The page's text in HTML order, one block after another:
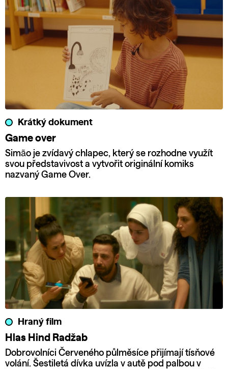
Krátký dokument
Game over
Simão je zvídavý chlapec, který se rozhodne využít
svou představivost a vytvořit originální komiks
nazvaný Game Over.
Hraný film
Hlas Hind Radžab
Dobrovolníci Červeného půlměsíce přijímají tísňové
volání. Šestiletá dívka uvízla v autě pod palbou v